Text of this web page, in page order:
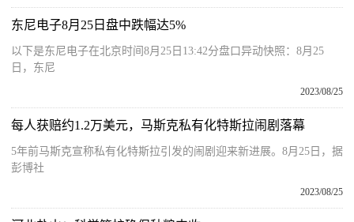
东尼电子8月25日盘中跌幅达5%
以下是东尼电子在北京时间8月25日13:42分盘口异动快照：8月25
日，东尼
2023/08/25
每人获赔约1.2万美元，马斯克私有化特斯拉闹剧落幕
5年前马斯克宣称私有化特斯拉引发的闹剧迎来新进展。8月25日，据
彭博社
2023/08/25